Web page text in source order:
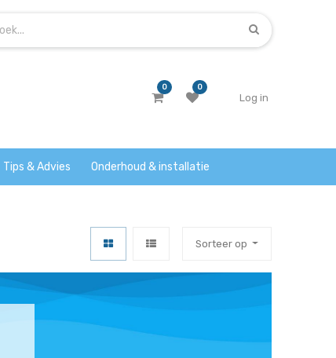
0 0
Log in
Tips & Advies Onderhoud & installatie
Sorteer op